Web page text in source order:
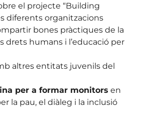
el projecte “Building
diferents organitzacions
bones pràctiques de la
drets humans i l’educació per
altres entitats juvenils del
per a formar monitors en
la pau, el diàleg i la inclusió